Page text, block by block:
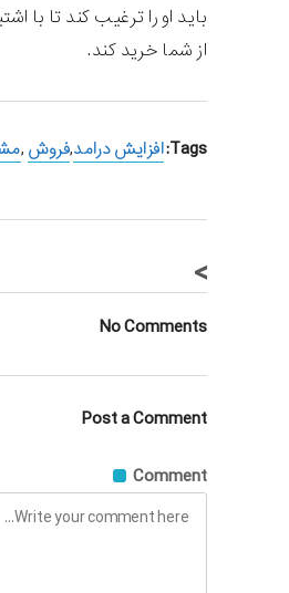
باید او را ترغیب کند تا با
از شما خرید کند.
Tags: افزایش درامد,فروش ,
>
No Comments
Post a Comment
Comment